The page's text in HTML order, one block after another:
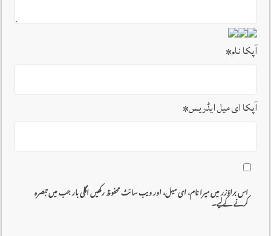
آپکا نام*
آپکا ای میل ایڈریس*
اس براؤزر میں میرا نام، ای میل، اور ویب سائٹ محفوظ رکھیں اگلی بار جب میں تبصرہ
کرنے کےلیے۔